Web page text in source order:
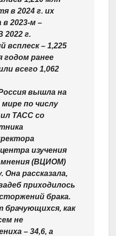
в 2024 г. их
в 2023-м –
2022 г.
всплеск – 1,225
годом ранее
всего 1,062
вышла на
по числу
ТАСС со
изучения
(ВЦИОМ)
Она рассказала,
приходилось
брака.
брачующихся, как
не
– 34,6, а